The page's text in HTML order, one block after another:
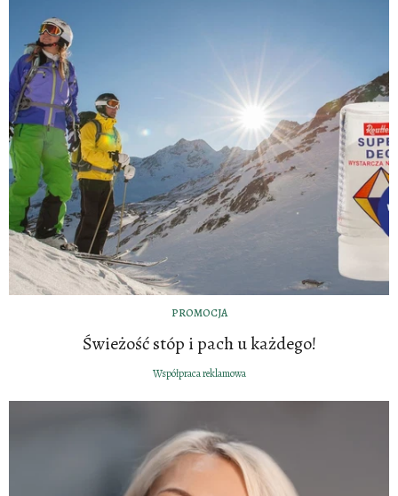
PROMOCJA
Świeżość stóp i pach u każdego!
Współpraca reklamowa